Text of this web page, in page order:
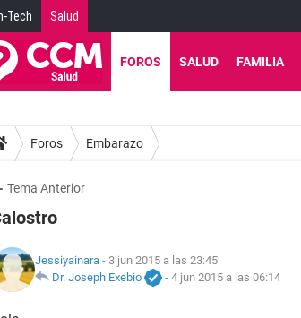
Tech Salud
FOROS SALUD FAMILIA
Foros Embarazo
Tema Anterior
Jessiyainara - 3 jun 2015 a las 23:45
Dr. Joseph Exebio
- 4 jun 2015 a las 06:14